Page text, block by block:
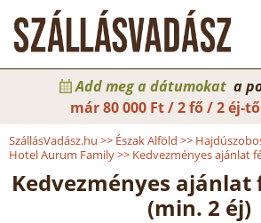
Add meg a dátumokat a
már80 000 Ft / 2 fő / 2 éj-
SzállásVadász.hu >> Észak Alföld >>
Hotel Aurum Family>> Kedvezményes ajánlat
Kedvezményes
(min. 2 éj)